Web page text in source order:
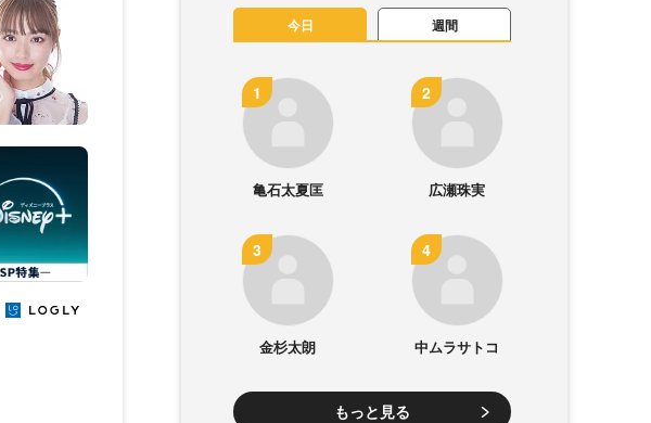
今日 週間
亀石太夏匡 広瀬珠実
金杉太朗 中ムラサトコ
もっと見る